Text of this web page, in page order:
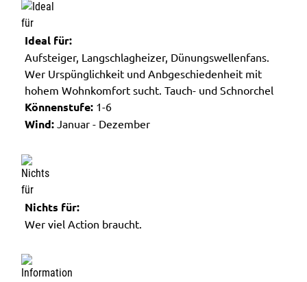
Ideal für:
Aufsteiger, Langschlagheizer, Dünungswellenfans.
Wer Urspünglichkeit und Anbgeschiedenheit mit
hohem Wohnkomfort sucht. Tauch- und Schnorchel
Könnenstufe: 1-6
Wind: Januar - Dezember
Nichts für:
Wer viel Action braucht.